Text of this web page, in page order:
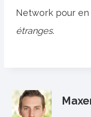
Network pour en
étranges.